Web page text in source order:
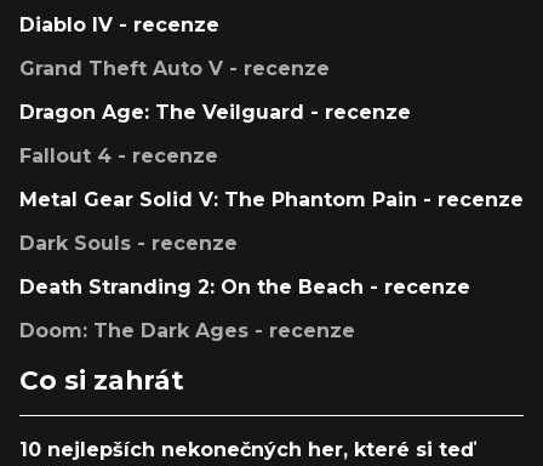
Diablo IV - recenze
Grand Theft Auto V - recenze
Dragon Age: The Veilguard - recenze
Fallout 4 - recenze
Metal Gear Solid V: The Phantom Pain - recenze
Dark Souls - recenze
Death Stranding 2: On the Beach - recenze
Doom: The Dark Ages - recenze
Co si zahrát
10 nejlepších nekonečných her, které si teď